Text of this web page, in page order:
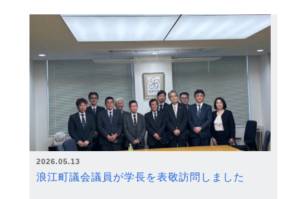
2026.05.13
浪江町議会議員が学長を表敬訪問しました